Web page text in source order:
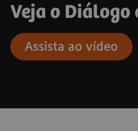
Veja o Diálogo
Assista ao vídeo